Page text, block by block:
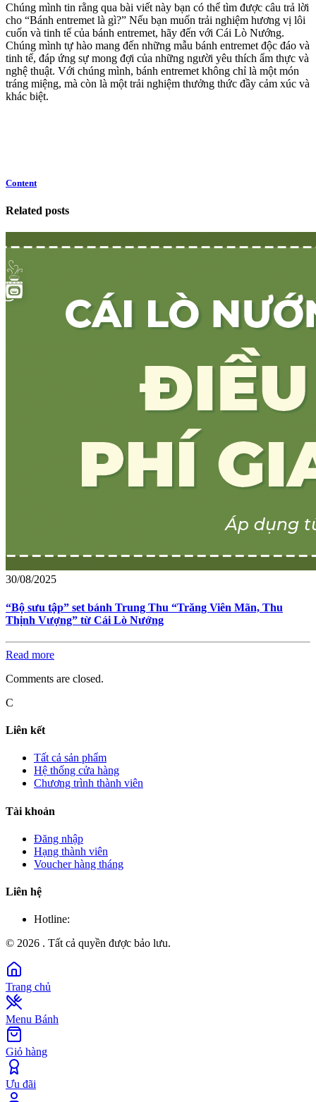
Chúng mình tin rằng qua bài viết này bạn có thể tìm được câu trả lời
cho “Bánh entremet là gì?” Nếu bạn muốn trải nghiệm hương vị lôi
cuốn và tinh tế của bánh entremet, hãy đến với Cái Lò Nướng.
Chúng mình tự hào mang đến những mẫu bánh entremet độc đáo và
tinh tế, đáp ứng sự mong đợi của những người yêu thích ẩm thực và
nghệ thuật. Với chúng mình, bánh entremet không chỉ là một món
tráng miệng, mà còn là một trải nghiệm thưởng thức đầy cảm xúc và
khác biệt.
Content
Related posts
30/08/2025
“Bộ sưu tập” set bánh Trung Thu “Trăng Viên Mãn, Thu
Thịnh Vượng” từ Cái Lò Nướng
Read more
Comments are closed.
C
Liên kết
Tất cả sản phẩm
Hệ thống cửa hàng
Chương trình thành viên
Tài khoản
Đăng nhập
Hạng thành viên
Voucher hàng tháng
Liên hệ
Hotline:
© 2026 . Tất cả quyền được bảo lưu.
Trang chủ
Menu Bánh
Giỏ hàng
Ưu đãi